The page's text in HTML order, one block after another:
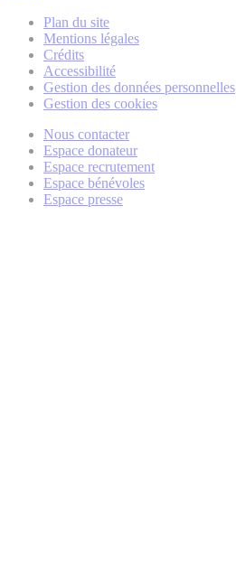
Plan du site
Mentions légales
Crédits
Accessibilité
Gestion des données personnelles
Gestion des cookies
Nous contacter
Espace donateur
Espace recrutement
Espace bénévoles
Espace presse